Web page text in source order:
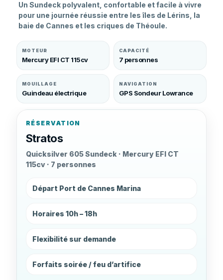
Un Sundeck polyvalent, confortable et facile à vivre
pour une journée réussie entre les îles de Lérins, la
baie de Cannes et les criques de Théoule.
MOTEUR
Mercury EFI CT 115cv
CAPACITÉ
7 personnes
MOUILLAGE
Guindeau électrique
NAVIGATION
GPS Sondeur Lowrance
RÉSERVATION
Stratos
Quicksilver 605 Sundeck · Mercury EFI CT
115cv · 7 personnes
Départ Port de Cannes Marina
Horaires 10h – 18h
Flexibilité sur demande
Forfaits soirée / feu d’artifice